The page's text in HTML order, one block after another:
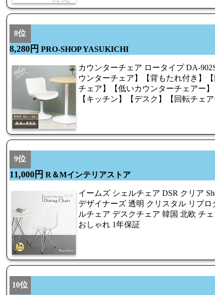
8位
8,280円 PRO-SHOP YASUKICHI
カウンターチェア ロータイプ DA-
ウンターチェア】【背もたれ付き】
チェア】【低いカウンターチェアー】
【キッチン】【デスク】【回転チェア
9位
11,000円 R＆Mインテリアストア
イームズ シェルチェア DSR クリア
デザイナーズ 透明 クリスタル リプ
ルチェア デスクチェア 韓国 北欧 チ
おしゃれ 1年保証
10位